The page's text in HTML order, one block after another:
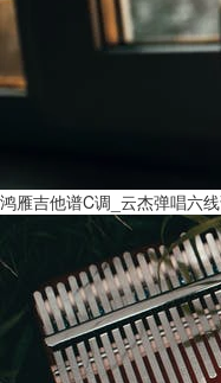
鸿雁吉他谱C调_云杰弹唱六